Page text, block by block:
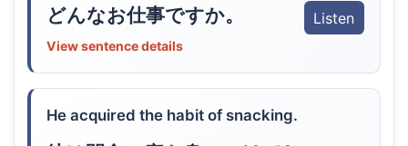
どんなお仕事ですか。 Listen
View sentence details
He acquired the habit of snacking.